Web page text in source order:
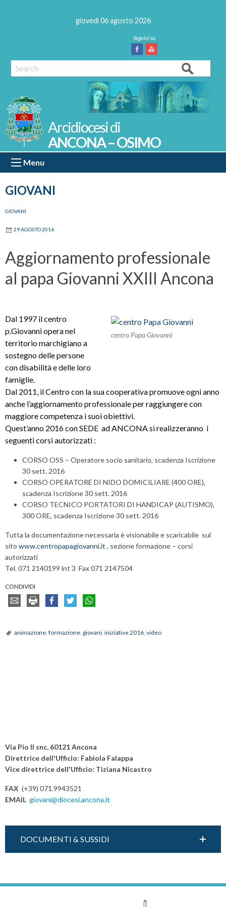
giovedì 06 agosto 2026
Facebook
Youtube
Search
GIOVANI
ANCONA – OSIMO
Menu
GIOVANI
29 AGOSTO 2016
Aggiornamento professionale
al papa Giovanni XXIII Ancona
centro Papa Giovanni
Dal 1997 il centro
p.Giovanni opera nel
territorio marchigiano a
sostegno delle persone
con disabilità e delle loro
famiglie.
Dal 2011, il Centro con la sua cooperativa promuove ogni anno
anche l’aggiornamento professionale per raggiungere con
maggiore competenza i suoi obiettivi.
Quest’anno 2016 con SEDE ad ANCONA si realizzeranno i
seguenti corsi autorizzati :
CORSO OSS – Operatore socio sanitario, scadenza Iscrizione
30 sett. 2016
CORSO OPERATORE DI NIDO DOMICILIARE (400 ORE),
scadenza Iscrizione 30 sett. 2016
CORSO TECNICO PORTATORI DI HANDICAP (AUTISMO),
300 ORE, scadenza Iscrizione 30 sett. 2016
Tutta la documentazione necessaria è visionabile e scaricabile sul
sito www.centropapagiovanni.it , sezione formazione – corsi
autorizzati
Tel. 071 2140199 int 3 Fax 071 2147504
CONDIVIDI
animazione formazione giovani iniziative 2016 video
Via Pio II snc, 60121 Ancona
Direttrice dell'Ufficio: Fabiola Falappa
Vice direttrice dell'Ufficio: Tiziana Nicastro
FAX (+39) 071.9943521
EMAIL giovani@diocesi.ancona.it
DOCUMENTI & SUSSIDI